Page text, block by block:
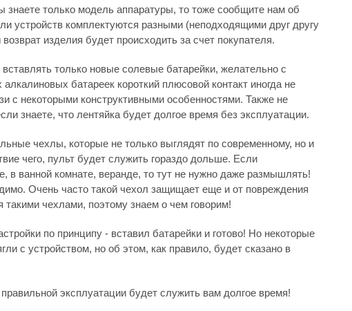
знаете только модель аппаратуры, то тоже сообщите нам об
устройств комплектуются разными (неподходящими друг другу
изделия будет происходить за счет покупателя.
только новые солевые батарейки, желательно с
батареек короткий плюсовой контакт иногда не
с некоторыми конструктивными особенностями. Также не
знаете, что лентяйка будет долгое время без эксплуатации.
чехлы, которые не только выглядят по современному, но и
чего, пульт будет служить гораздо дольше. Если
в ванной комнате, веранде, то тут не нужно даже размышлять!
Очень часто такой чехол защищает еще и от повреждения
чехлами, поэтому знаем о чем говорим!
по принципу - вставил батарейки и готово! Но некоторые
с устройством, но об этом, как правило, будет сказано в
эксплуатации будет служить вам долгое время!